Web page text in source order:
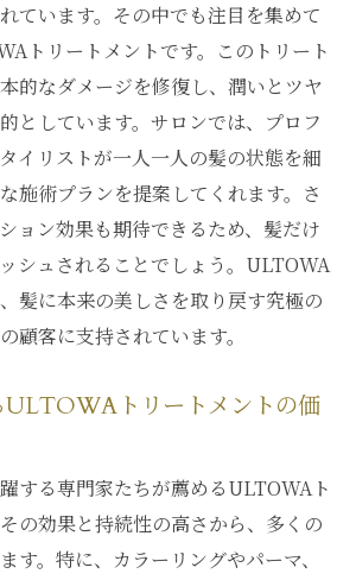
ています。その中でも注目を集めて
トリートメントです。このトリート
的なダメージを修復し、潤いとツヤ
としています。サロンでは、プロフ
イリストが一人一人の髪の状態を細
施術プランを提案してくれます。さ
ョン効果も期待できるため、髪だけ
シュされることでしょう。ULTOWA
髪に本来の美しさを取り戻す究極の
顧客に支持されています。
ULTOWAトリートメントの価
する専門家たちが薦めるULTOWAト
の効果と持続性の高さから、多くの
す。特に、カラーリングやパーマ、